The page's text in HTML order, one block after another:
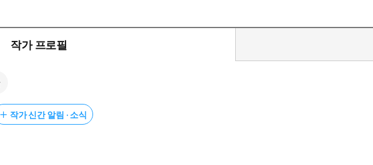
작가 프로필
작가 신간 알림 · 소식